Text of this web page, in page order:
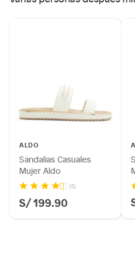
ALDO
Sandalias Casuales
Mujer Aldo
(5)
S/ 199.90